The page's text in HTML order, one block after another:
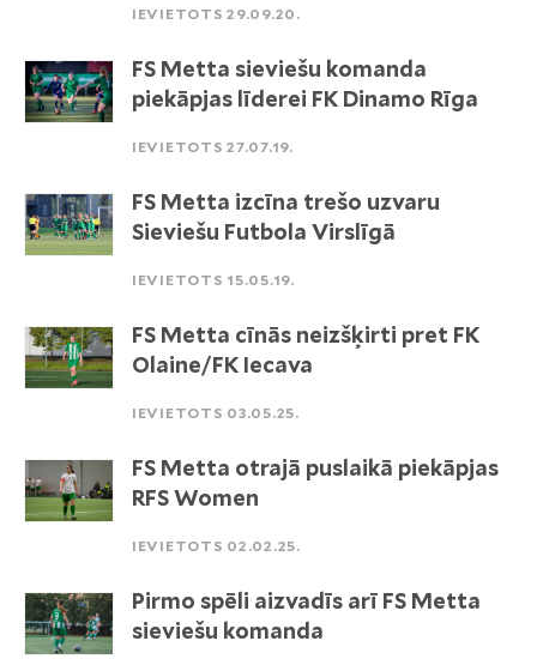
IEVIETOTS 29.09.20.
FS Metta sieviešu komanda
piekāpjas līderei FK Dinamo Rīga
IEVIETOTS 27.07.19.
FS Metta izcīna trešo uzvaru
Sieviešu Futbola Virslīgā
IEVIETOTS 15.05.19.
FS Metta cīnās neizšķirti pret FK
Olaine/FK Iecava
IEVIETOTS 03.05.25.
FS Metta otrajā puslaikā piekāpjas
RFS Women
IEVIETOTS 02.02.25.
Pirmo spēli aizvadīs arī FS Metta
sieviešu komanda